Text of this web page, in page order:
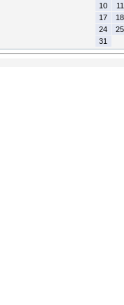
10
11
17
18
24
25
31